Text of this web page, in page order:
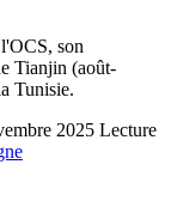
son
Tianjin (août-
Tunisie.
2025 Lecture